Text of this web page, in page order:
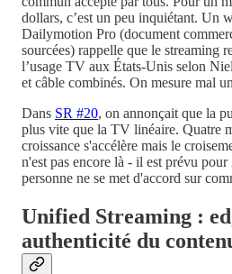
dollars, c’est un peu inquiétant. Un
Dailymotion Pro (document
sourcées) rappelle que le streaming
l’usage TV aux États-Unis selon
et câble combinés. On mesure mal
Dans SR #20, on annonçait que la
plus vite que la TV linéaire. Quatre
croissance s'accélère mais le
n'est pas encore là - il est prévu
personne ne se met d'accord sur
Unified Streaming :
authenticité du